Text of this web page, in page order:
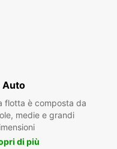
Auto
flotta è composta da
medie e grandi
di più